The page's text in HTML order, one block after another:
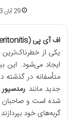
29 آبان 1403
اف آی پی(Feline Infectious Peritonitis)
یکی از خطرناک‌ترین
ایجاد می‌شود. این
متأسفانه در گذشته
جدید مانند رمدسیور
شده است و صاحبان
گربه‌های خود بپردازند.